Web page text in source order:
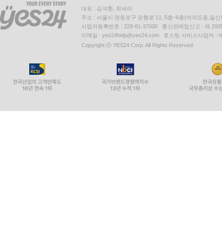
대표 : 김석환, 최세라
주소 : 서울시 영등포구 은행로 11, 5층~6층(여의도동,일신
사업자등록번호 : 229-81-37000 통신판매업신고 : 제
이메일 : yes24help@yes24.com 호스팅 서비스사업자 :
Copyright ⓒ YES24 Corp. All Rights Reserved.